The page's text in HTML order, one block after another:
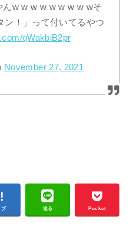
w w w w w w w w wそ
ン！」って付いてるやつ
qWakbiB2pr
November 27, 2021
ブ 送る Pocket